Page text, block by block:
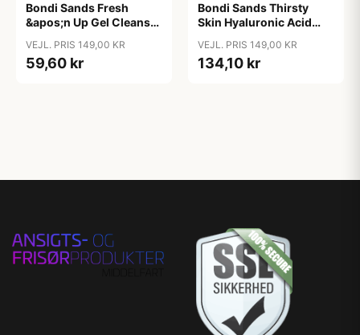
Bondi Sands Fresh
&apos;n Up Gel Cleanser
VEJL. PRIS 149,00 KR
59,60 kr
Bondi Sands Thirsty
Skin Hyaluronic Acid
VEJL. PRIS 149,00 KR
134,10 kr